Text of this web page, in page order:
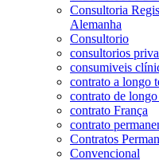
Consultoria
Alemanha
Consultorio
consultorios
consumiveis
contrato a longo
contrato de
contrato França
contrato
Contratos
Convencional